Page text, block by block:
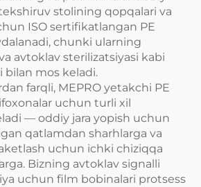
stolining qopqalari va
ISO sertifikatlangan PE
chunki ularning
avtoklav sterilizatsiyasi kabi
mos keladi.
farqli, MEPRO yetakchi PE
uchun turli xil
— oddiy jara yopish uchun
qatlamdan sharhlarga va
uchun ichki chiziqqa
Bizning avtoklav signalli
uchun film bobinalari protsess